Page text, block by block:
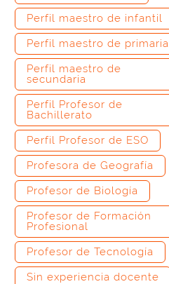
Perfil maestro de infantil
Perfil maestro de primaria
Perfil maestro de
secundaria
Perfil Profesor de
Bachillerato
Perfil Profesor de ESO
Profesora de Geografía
Profesor de Biología
Profesor de Formación
Profesional
Profesor de Tecnología
Sin experiencia docente